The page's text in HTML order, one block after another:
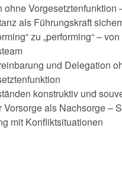
ohne Vorgesetztenfunktion
als Führungskraft
zu „performing“ –
und Delegation
konstruktiv und
Vorsorge als Nachsorge –
mit Konfliktsituationen